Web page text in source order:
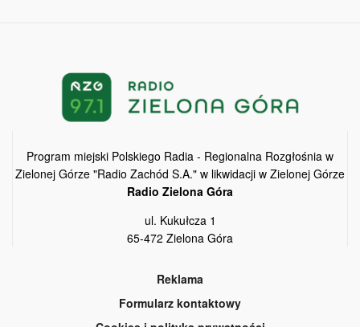
Program miejski Polskiego Radia - Regionalna Rozgłośnia w
Zielonej Górze "Radio Zachód S.A." w likwidacji w Zielonej Górze
Radio Zielona Góra
ul. Kukułcza 1
65-472 Zielona Góra
Reklama
Formularz kontaktowy